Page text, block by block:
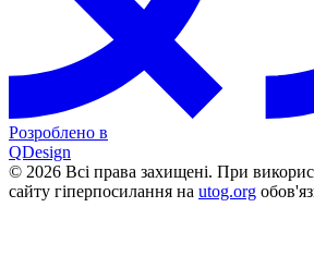
Розроблено в
QDesign
© 2026 Всі права захищені. При
сайту гіперпосилання на utog.org